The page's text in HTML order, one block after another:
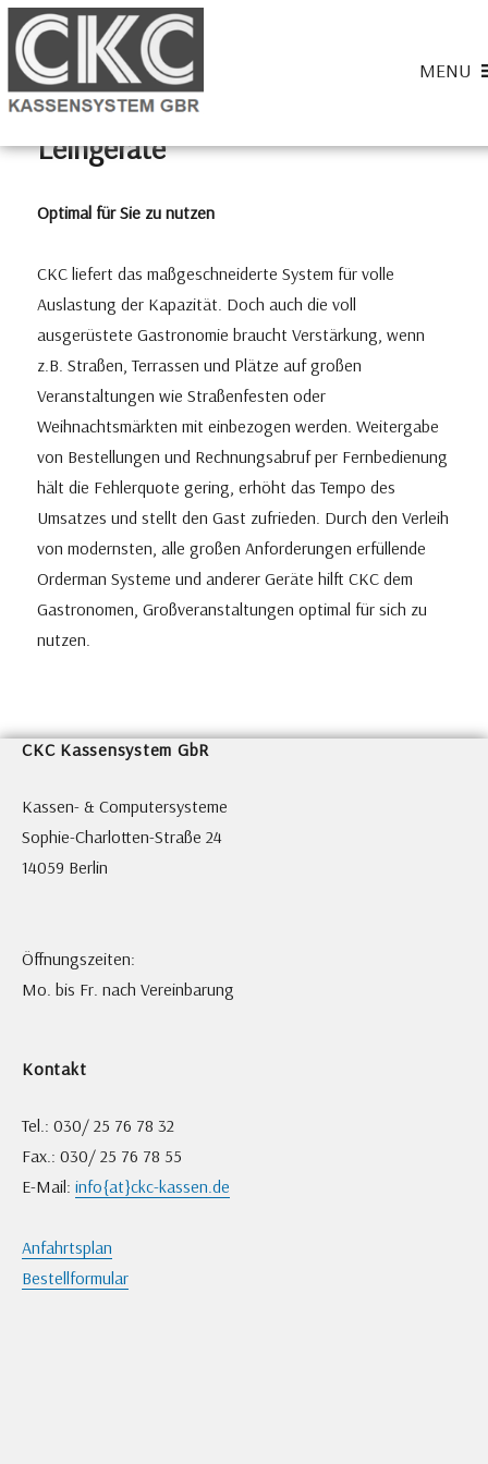
CKC-Kassensysteme
MENU
Home» Leihgeräte
Leihgeräte
Optimal für Sie zu nutzen
CKC liefert das maßgeschneiderte System für volle
Auslastung der Kapazität. Doch auch die voll
ausgerüstete Gastronomie braucht Verstärkung, wenn
z.B. Straßen, Terrassen und Plätze auf großen
Veranstaltungen wie Straßenfesten oder
Weihnachtsmärkten mit einbezogen werden. Weitergabe
von Bestellungen und Rechnungsabruf per Fernbedienung
hält die Fehlerquote gering, erhöht das Tempo des
Umsatzes und stellt den Gast zufrieden. Durch den Verleih
von modernsten, alle großen Anforderungen erfüllende
Orderman Systeme und anderer Geräte hilft CKC dem
Gastronomen, Großveranstaltungen optimal für sich zu
nutzen.
CKC Kassensystem GbR
Kassen- & Computersysteme
Sophie-Charlotten-Straße 24
14059 Berlin
Öffnungszeiten:
Mo. bis Fr. nach Vereinbarung
Kontakt
Tel.: 030/ 25 76 78 32
Fax.: 030/ 25 76 78 55
E-Mail: info{at}ckc-kassen.de
Anfahrtsplan
Bestellformular